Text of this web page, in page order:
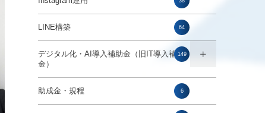
LINE構築 64
デジタル化・AI導入補助金（旧IT導入補助
金）
149
助成金・規程 6